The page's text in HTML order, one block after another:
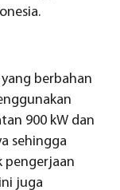
berbahan
900 kW dan
sehingga
pengerjaan
juga